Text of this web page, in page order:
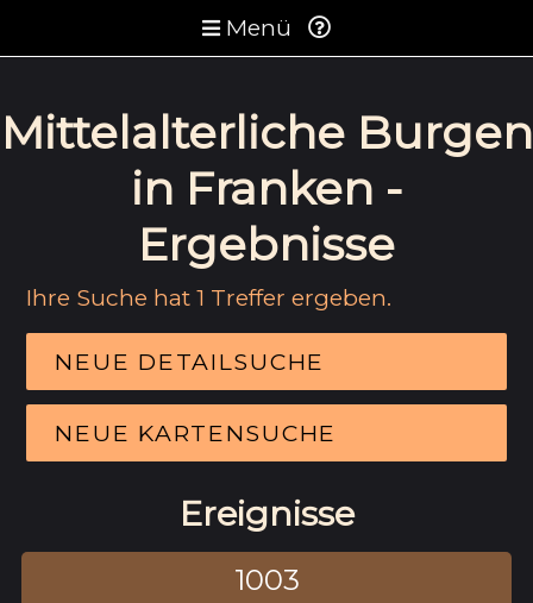
Menü
Mittelalterliche Burgen
in Franken -
Ergebnisse
Ihre Suche hat 1 Treffer ergeben.
NEUE DETAILSUCHE
NEUE KARTENSUCHE
Ereignisse
1003